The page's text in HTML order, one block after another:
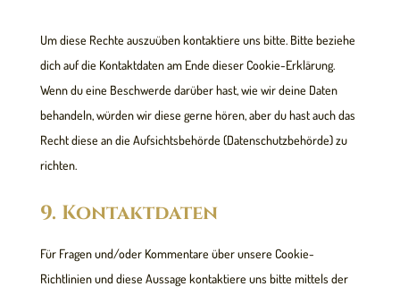
Um diese Rechte auszuüben kontaktiere uns bitte. Bitte beziehe
dich auf die Kontaktdaten am Ende dieser Cookie-Erklärung.
Wenn du eine Beschwerde darüber hast, wie wir deine Daten
behandeln, würden wir diese gerne hören, aber du hast auch das
Recht diese an die Aufsichtsbehörde (Datenschutzbehörde) zu
richten.
9. Kontaktdaten
Für Fragen und/oder Kommentare über unsere Cookie-
Richtlinien und diese Aussage kontaktiere uns bitte mittels der